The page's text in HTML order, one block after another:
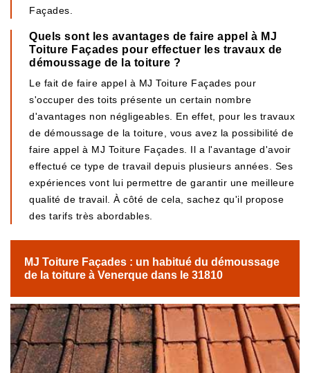
Façades.
Quels sont les avantages de faire appel à MJ
Toiture Façades pour effectuer les travaux de
démoussage de la toiture ?
Le fait de faire appel à MJ Toiture Façades pour
s'occuper des toits présente un certain nombre
d'avantages non négligeables. En effet, pour les travaux
de démoussage de la toiture, vous avez la possibilité de
faire appel à MJ Toiture Façades. Il a l'avantage d'avoir
effectué ce type de travail depuis plusieurs années. Ses
expériences vont lui permettre de garantir une meilleure
qualité de travail. À côté de cela, sachez qu'il propose
des tarifs très abordables.
MJ Toiture Façades : un habitué du démoussage
de la toiture à Venerque dans le 31810